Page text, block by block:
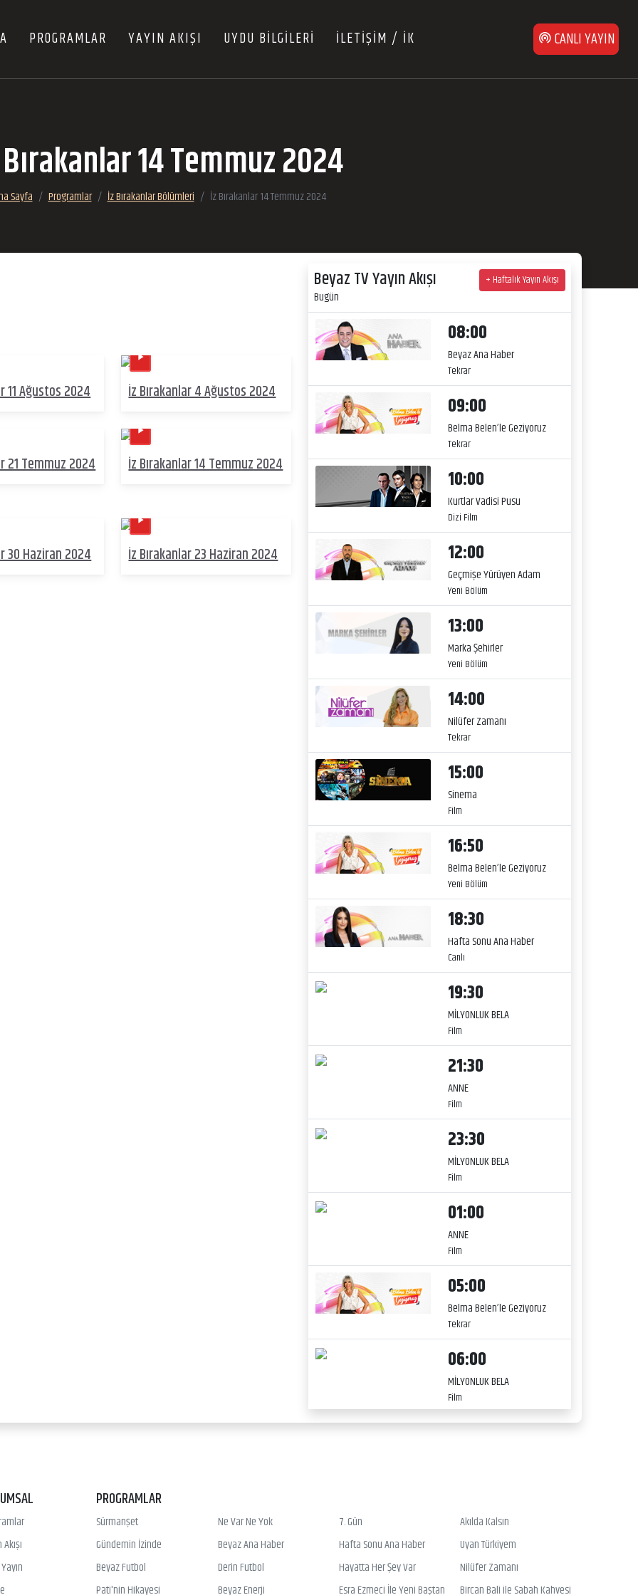
PROGRAMLAR YAYIN AKIŞI UYDU BİLGİLERİ İLETİŞİM / İK CANLI YAYIN
14 Temmuz 2024
Sayfa Programlar İz Bırakanlar Bölümleri İz Bırakanlar 14 Temmuz 2024
11 Ağustos 2024 İz Bırakanlar 4 Ağustos 2024
21 Temmuz 2024 İz Bırakanlar 14 Temmuz 2024
30 Haziran 2024 İz Bırakanlar 23 Haziran 2024
Beyaz TV Yayın Akışı
Bugün
+ Haftalık Yayın Akışı
08:00
Beyaz Ana Haber
Tekrar
09:00
Belma Belen’le Geziyoruz
Tekrar
10:00
Kurtlar Vadisi Pusu
Dizi Film
12:00
Geçmişe Yürüyen Adam
Yeni Bölüm
13:00
Marka Şehirler
Yeni Bölüm
14:00
Nilüfer Zamanı
Tekrar
15:00
Sinema
Film
16:50
Belma Belen’le Geziyoruz
Yeni Bölüm
18:30
Hafta Sonu Ana Haber
Canlı
19:30
MİLYONLUK BELA
Film
21:30
ANNE
Film
23:30
MİLYONLUK BELA
Film
01:00
ANNE
Film
05:00
Belma Belen’le Geziyoruz
Tekrar
06:00
MİLYONLUK BELA
Film
PROGRAMLAR
Sürmanşet Ne Var Ne Yok 7. Gün
Akılda Kalsın
Gündemin İzinde
Beyaz Ana Haber Hafta Sonu Ana Haber
Uyan Türkiyem
Beyaz Futbol
Derin Futbol Hayatta Her Şey Var
Nilüfer Zamanı
Pati'nin Hikayesi
Beyaz Enerji Esra Ezmeci İle Yeni Baştan Bircan Bali ile Sabah Kahvesi